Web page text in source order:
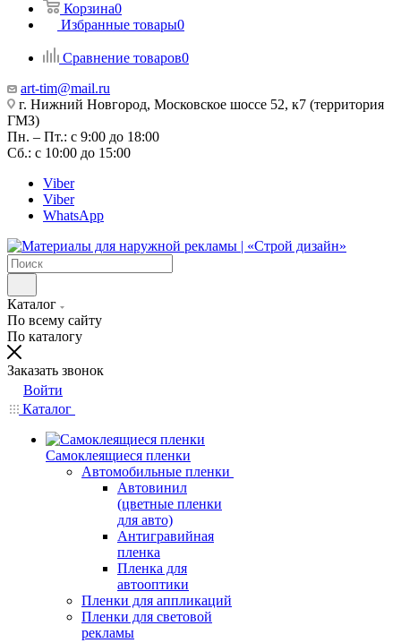
Корзина0
Избранные товары0
Сравнение товаров0
art-tim@mail.ru
г. Нижний Новгород, Московское шоссе 52, к7 (территория
ГМЗ)
Пн. – Пт.: с 9:00 до 18:00
Сб.: с 10:00 до 15:00
Viber
Viber
WhatsApp
Каталог
По всему сайту
По каталогу
Заказать звонок
Войти
Каталог
Самоклеящиеся пленки
Автомобильные пленки
Автовинил
(цветные пленки
для авто)
Антигравийная
пленка
Пленка для
автооптики
Пленки для аппликаций
Пленки для световой
рекламы